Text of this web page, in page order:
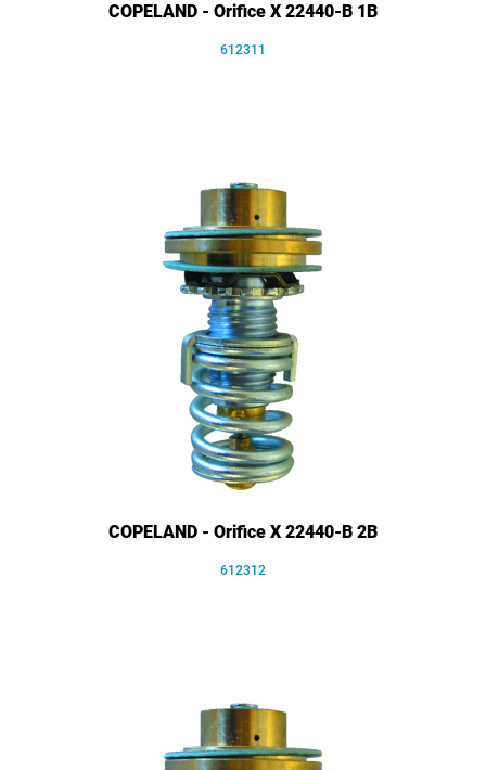
COPELAND - Orifice X 22440-B 1B
612311
COPELAND - Orifice X 22440-B 2B
612312